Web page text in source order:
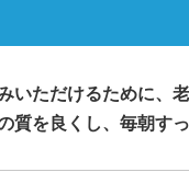
いただけるために、
質を良くし、毎朝す